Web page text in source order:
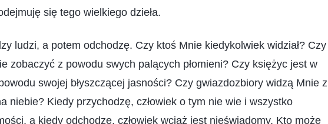
się tego wielkiego dzieła.
ludzi, a potem odchodzę. Czy ktoś Mnie kiedykolwiek widział? Czy
zobaczyć z powodu swych palących płomieni? Czy księżyc jest w
swojej błyszczącej jasności? Czy gwiazdozbiory widzą Mnie z
niebie? Kiedy przychodzę, człowiek o tym nie wie i wszystko
a kiedy odchodzę, człowiek wciąż jest nieświadomy. Kto może